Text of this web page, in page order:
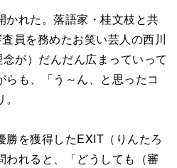
れた。落語家・桂文枝と共
員を務めたお笑い芸人の西川
が）だんだん広まっていって
も、「う～ん、と思ったコ
を獲得したEXIT（りんたろ
われると、「どうしても（審